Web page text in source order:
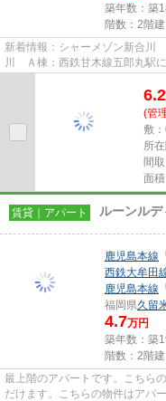
築年数：築
階数：2階建
新着情報：シャーメゾン新合川
川 Ａ棟：西鉄甘木線五郎丸駅
しっかり造られているハイツ...
6.2
(管
敷
所
間
面
賃貸｜アパート ルーンルデ
鹿児島本線
西鉄大牟田
鹿児島本線
福岡県久留
4.7万円
築年数：築
階数：2階建
最上階のアパートです。こちら
だけます。こちらの物件はアパ